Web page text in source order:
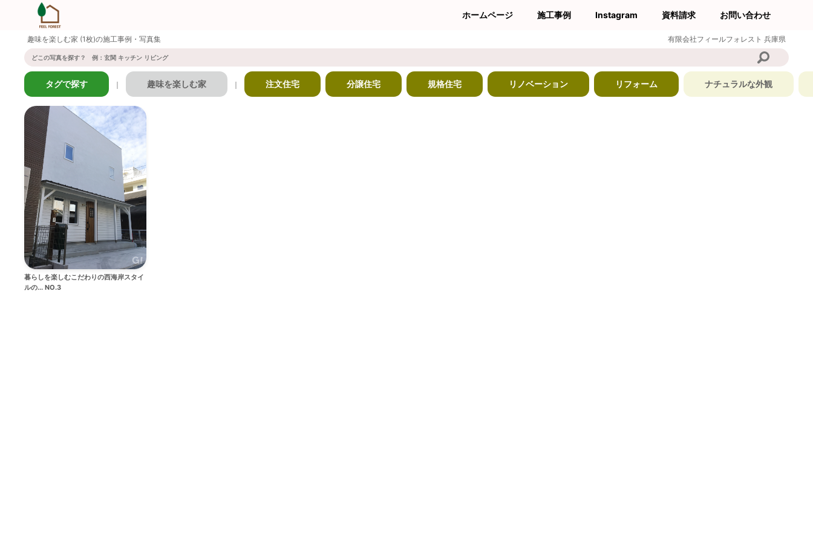
ホームページ 施工事例 Instagram 資料請求 お問い合わせ
趣味を楽しむ家 (1枚)の施工事例・写真集 有限会社フィールフォレスト 兵庫県
タグで探す ｜ 趣味を楽しむ家 ｜ 注文住宅 分譲住宅 規格住宅 リノベーション リフォーム ナチュラルな外観
暮らしを楽しむこだわりの西海岸スタイ
ルの... NO.3